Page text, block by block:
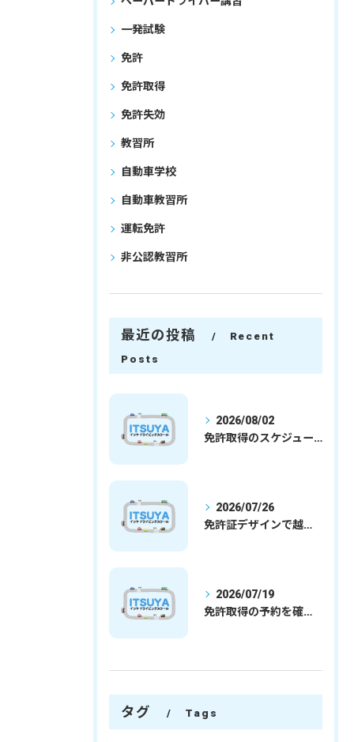
一発試験
免許
免許取得
免許失効
教習所
自動車学校
自動車教習所
運転免許
非公認教習所
最近の投稿
Recent
Posts
2026/08/02
免許取得のスケジュールを徹底解説学生社会人の通学合宿別プランで最短取得のコツ
2026/07/26
免許証デザインで越谷市愛を表現する埼玉県さいたま市越谷市の免許取得完全ガイド
2026/07/19
免許取得の予約を確実に取るための最新ガイドと一発試験合格の実践法
タグ Tags